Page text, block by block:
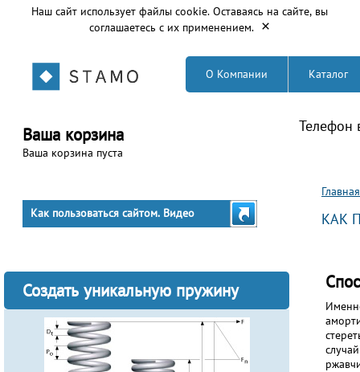
Наш сайт использует файлы cookie. Оставаясь на сайте, вы
соглашаетесь с их применением. ×
О Компании Каталог
Телефон
Ваша корзина
Ваша корзина пуста
Как пользоваться сайтом. Видео
Создать уникальную пружину
Вы
Главная
КАК